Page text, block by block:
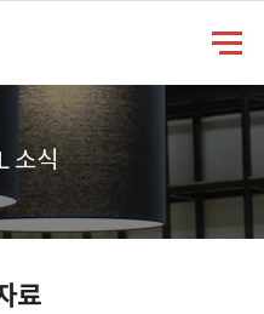
소식
료